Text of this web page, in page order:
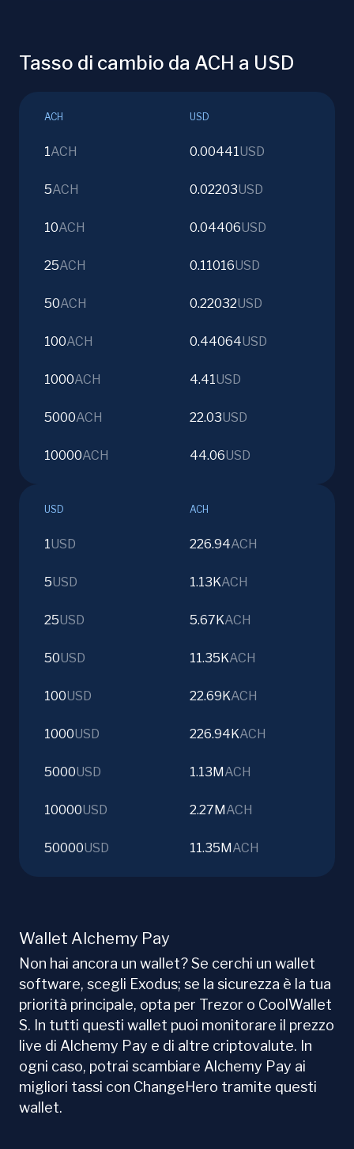
Tasso di cambio da ACH a USD
ACH USD
1ACH 0.00441USD
5ACH 0.02203USD
10ACH 0.04406USD
25ACH 0.11016USD
50ACH 0.22032USD
100ACH 0.44064USD
1000ACH 4.41USD
5000ACH 22.03USD
10000ACH 44.06USD
USD ACH
1USD 226.94ACH
5USD 1.13KACH
25USD 5.67KACH
50USD 11.35KACH
100USD 22.69KACH
1000USD 226.94KACH
5000USD 1.13M ACH
10000USD 2.27M ACH
50000USD 11.35M ACH
Wallet Alchemy Pay
Non hai ancora un wallet? Se cerchi un wallet
software, scegli Exodus; se la sicurezza è la tua
priorità principale, opta per Trezor o CoolWallet
S. In tutti questi wallet puoi monitorare il prezzo
live di Alchemy Pay e di altre criptovalute. In
ogni caso, potrai scambiare Alchemy Pay ai
migliori tassi con ChangeHero tramite questi
wallet.